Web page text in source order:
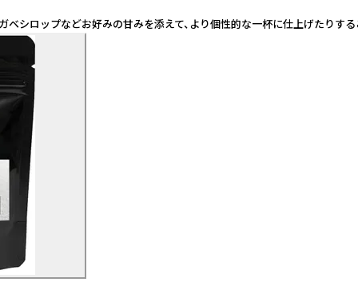
シロップなどお好みの甘みを添えて、より個性的な一杯に仕上げたりする